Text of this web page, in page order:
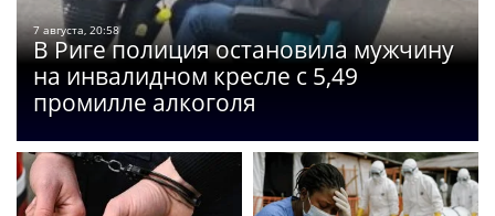
7 августа, 20:58
В Риге полиция остановила мужчину
на инвалидном кресле с 5,49
промилле алкоголя